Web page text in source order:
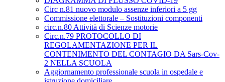
Circ n.81 nuovo modulo assenze inferiori a 5 gg
Commissione elettorale – Sostituzioni componenti
circ.n.80 Attività di Scienze motorie
Circ.n.79 PROTOCOLLO DI
REGOLAMENTAZIONE PER IL
CONTENIMENTO DEL CONTAGIO DA Sars-Cov-
2 NELLA SCUOLA
Aggiornamento professionale scuola in ospedale e